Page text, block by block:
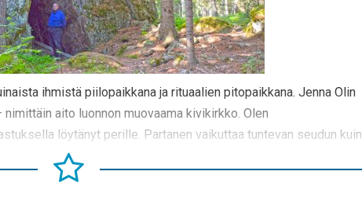
ihmistä piilopaikkana ja rituaalien pitopaikkana. Jenna Olin
aito luonnon muovaama kivikirkko. Olen
löytänyt perille. Partanen vaikuttaa tuntevan seudun kuin